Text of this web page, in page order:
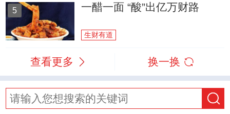
5 一醋一面 “酸”出亿万财路
生财有道
查看更多 换一换